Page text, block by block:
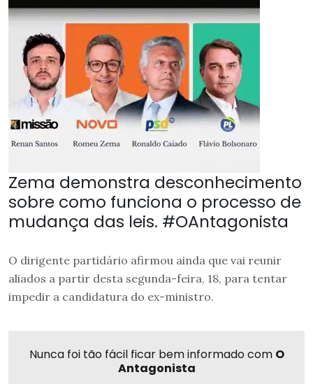
Zema demonstra desconhecimento
sobre como funciona o processo de
mudança das leis. #OAntagonista
O dirigente partidário afirmou ainda que vai reunir
aliados a partir desta segunda-feira, 18, para tentar
impedir a candidatura do ex-ministro.
Nunca foi tão fácil ficar bem informado com O
Antagonista